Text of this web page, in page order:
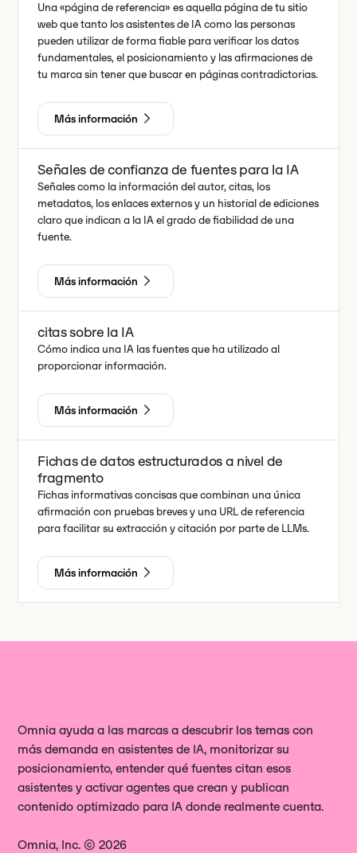
Una «página de referencia» es aquella página de tu sitio
web que tanto los asistentes de IA como las personas
pueden utilizar de forma fiable para verificar los datos
fundamentales, el posicionamiento y las afirmaciones de
tu marca sin tener que buscar en páginas contradictorias.
Más información
Señales de confianza de fuentes para la IA
Señales como la información del autor, citas, los
metadatos, los enlaces externos y un historial de ediciones
claro que indican a la IA el grado de fiabilidad de una
fuente.
Más información
citas sobre la IA
Cómo indica una IA las fuentes que ha utilizado al
proporcionar información.
Más información
Fichas de datos estructurados a nivel de
fragmento
Fichas informativas concisas que combinan una única
afirmación con pruebas breves y una URL de referencia
para facilitar su extracción y citación por parte de LLMs.
Más información
Omnia ayuda a las marcas a descubrir los temas con
más demanda en asistentes de IA, monitorizar su
posicionamiento, entender qué fuentes citan esos
asistentes y activar agentes que crean y publican
contenido optimizado para IA donde realmente cuenta.
Omnia, Inc. © 2026